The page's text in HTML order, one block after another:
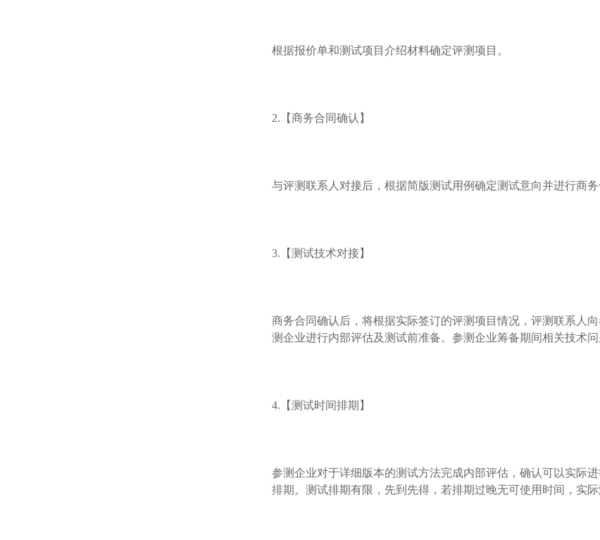
根据报价单和测试项目介绍材料确定评测项目。
2.【商务合同确认】
与评测联系人对接后，根据简版测试用例确定测试意向并进行商
3.【测试技术对接】
商务合同确认后，将根据实际签订的评测项目情况，评测联系人
测企业进行内部评估及测试前准备。参测企业筹备期间相关技术
4.【测试时间排期】
参测企业对于详细版本的测试方法完成内部评估，确认可以实际
排期。测试排期有限，先到先得，若排期过晚无可使用时间，实